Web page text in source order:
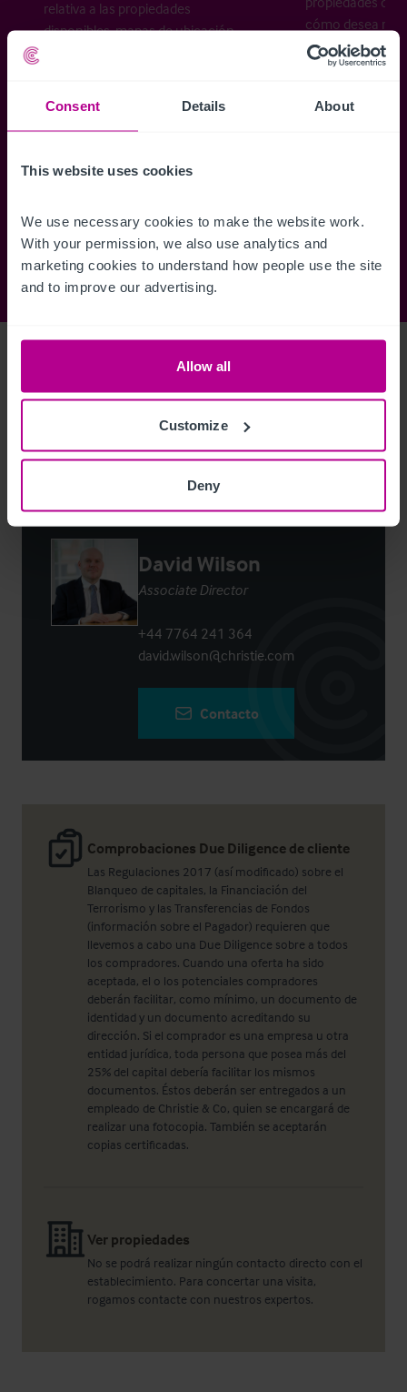
Consent Details About
This website uses cookies
We use necessary cookies to make the website work.
With your permission, we also use analytics and
marketing cookies to understand how people use the site
and to improve our advertising.
Allow all
Customize
Deny
relativa a las propiedades
disponibles, mapas de ubicación,
cómo desea
Comprobaciones Due Diligence de cliente
Las Regulaciones 2017 (así modificado) sobre el
Blanqueo de capitales, la Financiación del
Terrorismo y las Transferencias de Fondos
(información sobre el Pagador) requieren que
llevemos a cabo una Due Diligence sobre a todos
los compradores. Cuando una oferta ha sido
aceptada, el o los potenciales compradores
deberán facilitar, como mínimo, un documento de
identidad y un documento acreditando su
dirección. Si el comprador es una empresa u otra
entidad jurídica, toda persona que posea más del
25% del capital debería facilitar los mismos
documentos. Éstos deberán ser entregados a un
empleado de Christie & Co, quien se encargará de
realizar una fotocopia. También se aceptarán
copias certificadas.
Ver propiedades
No se podrá realizar ningún contacto directo con el
establecimiento. Para concertar una visita,
rogamos contacte con nuestros expertos.
David Wilson
Associate Director
+44 7764 241 364
david.wilson@christie.com
Contacto